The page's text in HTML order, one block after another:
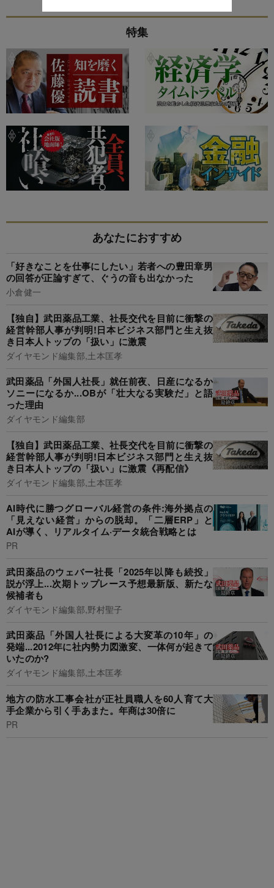
特集
あなたにおすすめ
「好きなことを仕事にしたい」若者への豊田章男
の回答が正論すぎて、ぐうの音も出なかった
小倉健一
【独自】武田薬品工業、社長交代を目前に衝撃の
経営幹部人事が判明!日本ビジネス部門と生え抜
き日本人トップの「扱い」に激震
ダイヤモンド編集部,土本匡孝
武田薬品「外国人社長」就任前夜、日産になるか
ソニーになるか...OBが「壮大なる実験だ」と語
った理由
ダイヤモンド編集部
【独自】武田薬品工業、社長交代を目前に衝撃の
経営幹部人事が判明!日本ビジネス部門と生え抜
き日本人トップの「扱い」に激震《再配信》
ダイヤモンド編集部,土本匡孝
AI時代に勝つグローバル経営の条件:海外拠点の
「見えない経営」からの脱却。「二層ERP」と
AIが導く、リアルタイム·データ統合戦略とは
PR
武田薬品のウェバー社長「2025年以降も続投」
説が浮上...次期トップレース予想最新版、新たな
候補者も
ダイヤモンド編集部,野村聖子
武田薬品「外国人社長による大変革の10年」の
発端...2012年に社内勢力図激変、一体何が起きて
いたのか?
ダイヤモンド編集部,土本匡孝
地方の防水工事会社が正社員職人を60人育て大
手企業から引く手あまた。年商は30倍に
PR